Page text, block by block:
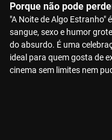
Porque não pode
"A Noite de Algo Estranho"
sangue, sexo e humor
do absurdo. É uma
ideal para quem gosta de
cinema sem limites nem